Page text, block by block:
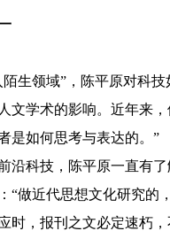
陌生领域”，陈平原对科
文学术的影响。近年来
是如何思考与表达的。”
沿科技，陈平原一直有
“做近代思想文化研究的
时，报刊之文必定速朽